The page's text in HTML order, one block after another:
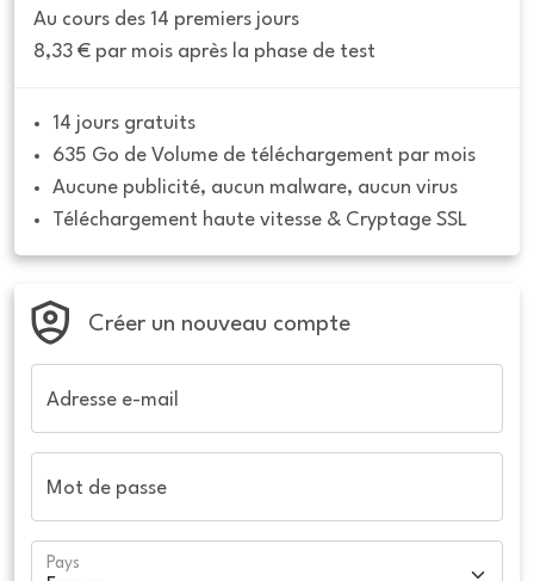
Au cours des 14 premiers jours
8,33 € par mois après la phase de test
14 jours gratuits
635 Go de Volume de téléchargement par mois
Aucune publicité, aucun malware, aucun virus
Téléchargement haute vitesse & Cryptage SSL
Créer un nouveau compte
Adresse e-mail
Mot de passe
Pays